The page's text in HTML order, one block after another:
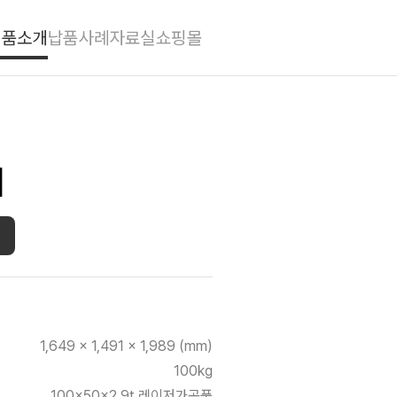
1,649 x 1,491 x 1,989 (mm)
100kg
소개납품사례 자료실쇼핑몰